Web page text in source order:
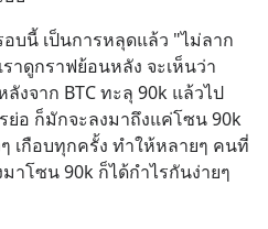
บนี้ เป็นการหลุดแล้ว "ไม่ลาก
าดูกราฟย้อนหลัง จะเห็นว่า
งจาก BTC ทะลุ 90k แล้วไป
ย่อ ก็มักจะลงมาถึงแค่โซน 90k
เกือบทุกครั้ง ทำให้หลายๆ คนที่
าโซน 90k ก็ได้กำไรกันง่ายๆ